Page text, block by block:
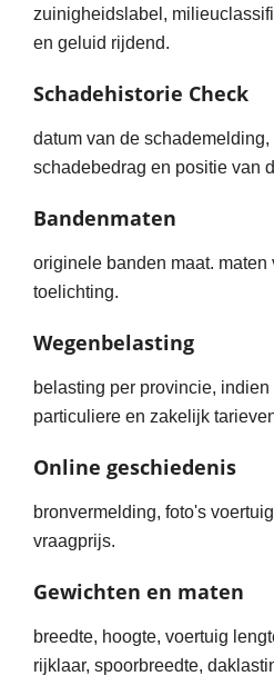
zuinigheidslabel,
en geluid rijdend.
Schadehistorie Check
datum van de
schadebedrag en positie van
Bandenmaten
originele banden maat. maten
toelichting.
Wegenbelasting
belasting per provincie,
particuliere en zakelijk
Online geschiedenis
bronvermelding, foto's
vraagprijs.
Gewichten en maten
breedte, hoogte, voertuig
rijklaar, spoorbreedte,